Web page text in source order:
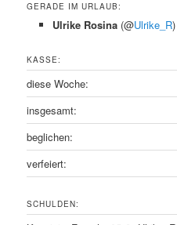
GERADE IM URLAUB:
Ulrike Rosina (@Ulrike_R)
KASSE:
diese Woche:
insgesamt:
beglichen:
verfeiert:
SCHULDEN: